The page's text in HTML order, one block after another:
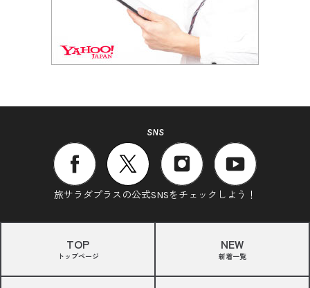
SNS
旅サラダプラスの公式SNSをチェックしよう！
TOP
トップページ
NEW
新着一覧